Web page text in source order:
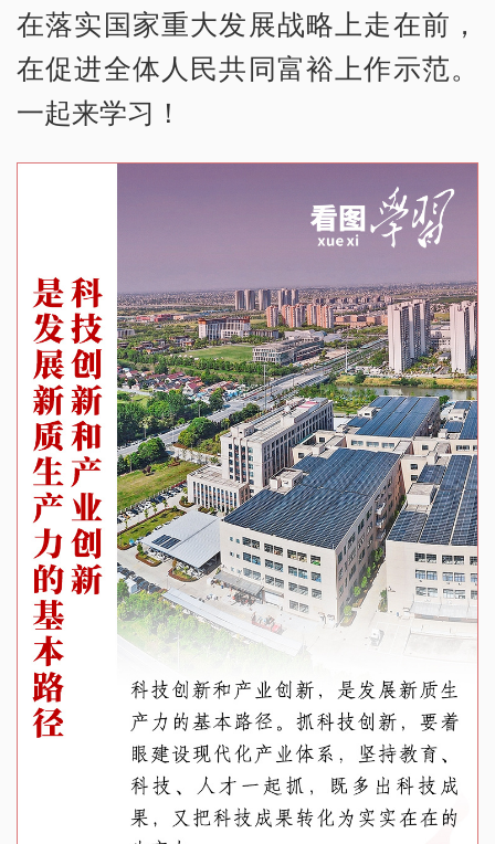
在落实国家重大发展战略上走在前，
在促进全体人民共同富裕上作示范。
一起来学习！